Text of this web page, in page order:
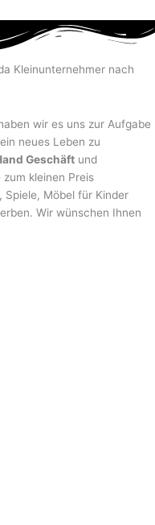
Kleinunternehmer nach
wir es uns zur Aufgabe
ein neues Leben zu
Geschäft und
zum kleinen Preis
Spiele, Möbel für Kinder
Wir wünschen Ihnen